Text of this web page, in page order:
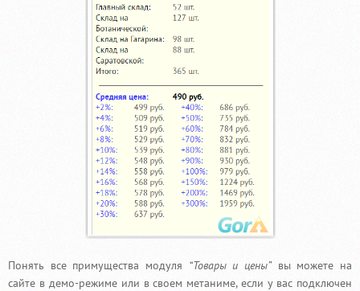
Понять все примущества модуля “Товары и цены”вы можете на
сайте в демо-режиме или в своем метаниме, если у вас подключен